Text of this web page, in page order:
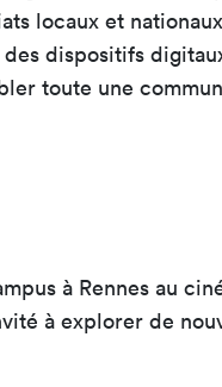
locaux et
dispositifs
toute une
à Rennes au
à explorer de